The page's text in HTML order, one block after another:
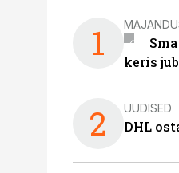
1
keris
2 UUDISED
DHL